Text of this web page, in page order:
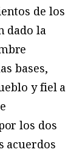
de los
dado la
bases,
y fiel a
los dos
acuerdos